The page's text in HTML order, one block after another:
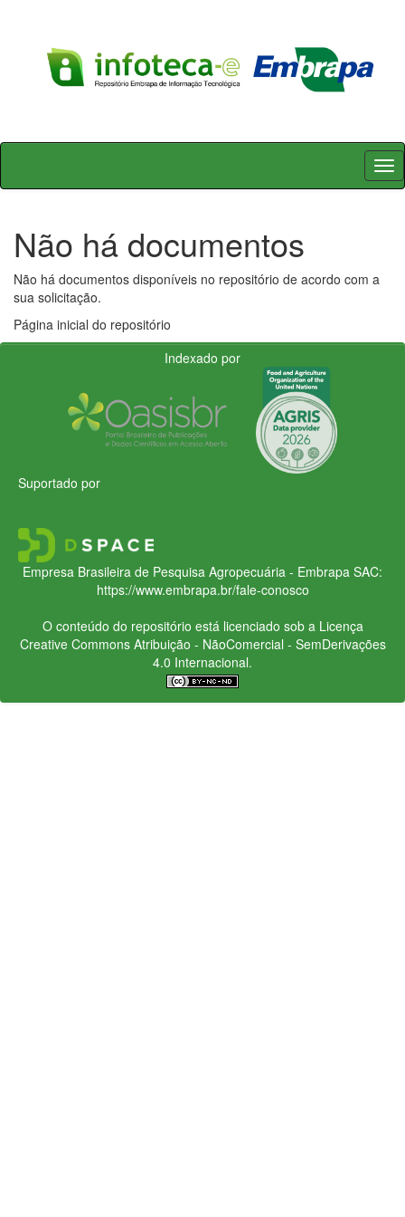
Skip
Não há documentos
Não há documentos disponíveis no repositório de acordo com a
sua solicitação.
Página inicial do repositório
Indexado por
Suportado por
Empresa Brasileira de Pesquisa Agropecuária - Embrapa SAC:
https://www.embrapa.br/fale-conosco
O conteúdo do repositório está licenciado sob a Licença
Creative CommonsAtribuição - NãoComercial - SemDerivações
4.0 Internacional.